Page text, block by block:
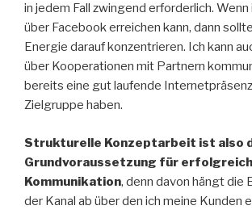
in jedem Fall zwingend erforderlich. Wenn
über Facebook erreichen kann, dann
Energie darauf konzentrieren. Ich kann
über Kooperationen mit Partnern
bereits eine gut laufende
Zielgruppe haben.
Strukturelle Konzeptarbeit ist also
Grundvoraussetzung für
Kommunikation, denn davon hängt die
der Kanal ab über den ich meine Kunden